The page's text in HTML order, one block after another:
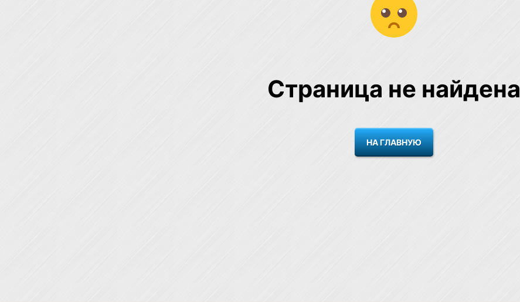
Страница не найдена
НА ГЛАВНУЮ